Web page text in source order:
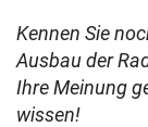
Kennen Sie
Ausbau der
Ihre Meinung
wissen!